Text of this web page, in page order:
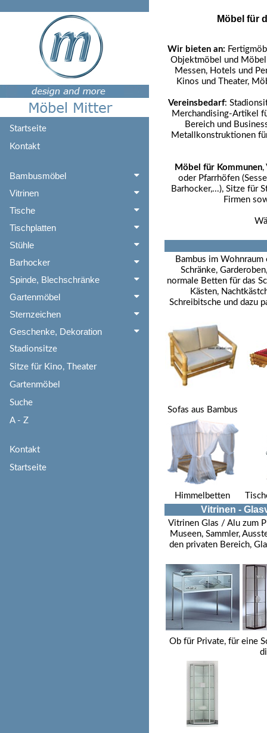
Startseite
Kontakt
Bambusmöbel
Vitrinen
Tische
Tischplatten
Stühle
Barhocker
Spinde, Blechschränke
Gartenmöbel
Sternzeichen
Geschenke, Dekoration
Stadionsitze
Sitze für Kino, Theater
Gartenmöbel
Suche
A - Z
Kontakt
Startseite
Möbel für
Wir bieten an:
Objektmöbel und Möbel
Messen, Hotels und
Kinos und Theater,
Vereinsbedarf:
Merchandising-Artikel
Bereich und
Metallkonstruktionen
Möbel für Kommunen,
oder Pfarrhöfen
Barhocker,...), Sitze für
Firmen
Bambus im
Schränke,
normale Betten für das
Kästen,
Schreibitsche und dazu
Sofas aus Bambus
Himmelbetten
Vitrinen -
Vitrinen Glas / Alu zum
Museen, Sammler,
den privaten Bereich,
Ob für Private, für eine